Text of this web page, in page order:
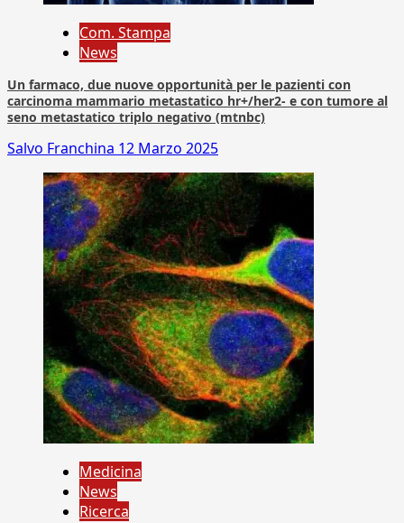
Com. Stampa
News
Un farmaco, due nuove opportunità per le pazienti con
carcinoma mammario metastatico hr+/her2- e con tumore al
seno metastatico triplo negativo (mtnbc)
Salvo Franchina 12 Marzo 2025
Medicina
News
Ricerca